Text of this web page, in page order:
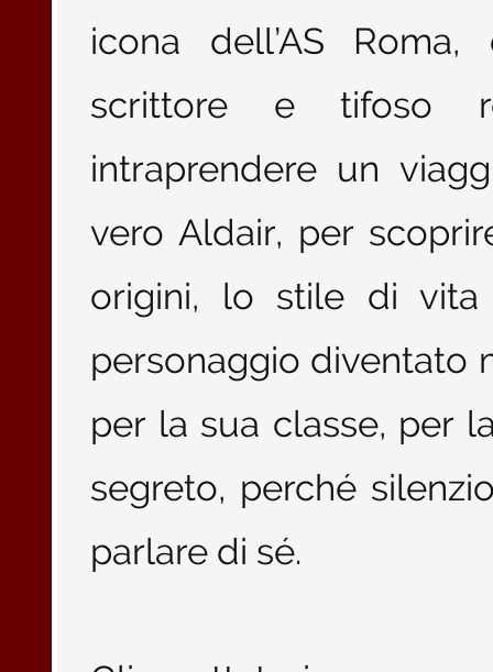
icona dell’AS
scrittore e tifoso
intraprendere un
vero Aldair, per
origini, lo stile di
personaggio diventato
per la sua classe, per
segreto, perché
parlare di sé.